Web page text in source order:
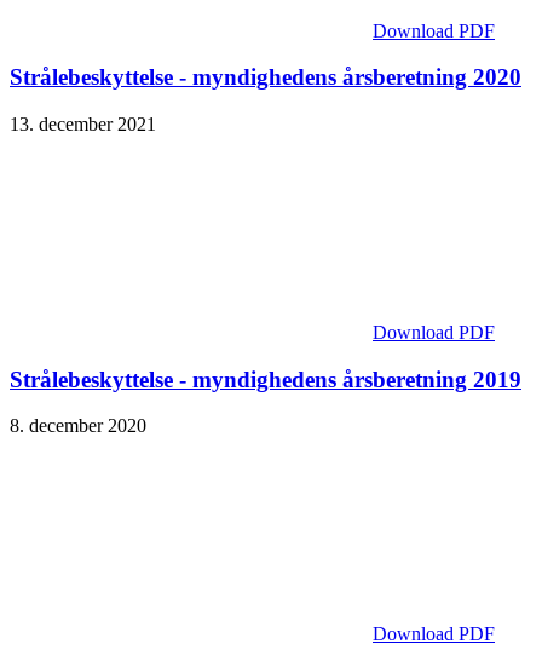
Download PDF
Strålebeskyttelse - myndighedens årsberetning 2020
13. december 2021
Download PDF
Strålebeskyttelse - myndighedens årsberetning 2019
8. december 2020
Download PDF